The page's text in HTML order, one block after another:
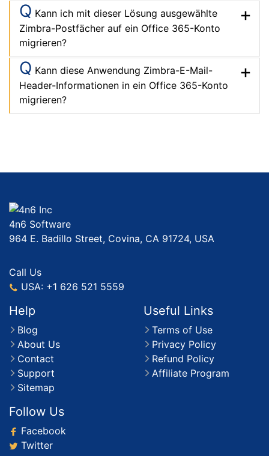
Q Kann ich mit dieser Lösung ausgewählte
Zimbra-Postfächer auf ein Office 365-Konto
migrieren?
Q Kann diese Anwendung Zimbra-E-Mail-
Header-Informationen in ein Office 365-Konto
migrieren?
4n6 Software
964 E. Badillo Street, Covina, CA 91724, USA
Call Us
USA: +1 626 521 5559
Help
Blog
About Us
Contact
Support
Sitemap
Useful Links
Terms of Use
Privacy Policy
Refund Policy
Affiliate Program
Follow Us
Facebook
Twitter